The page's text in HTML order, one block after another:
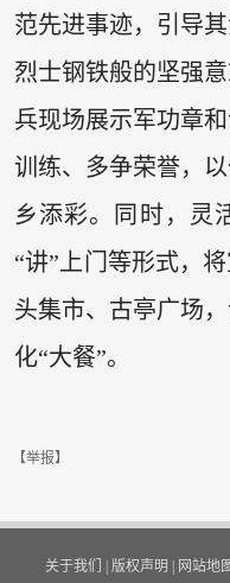
范先进事迹，引导
烈士钢铁般的坚强
兵现场展示军功章
训练、多争荣誉，
乡添彩。同时，灵
“讲”上门等形式，
头集市、古亭广场
化“大餐”。
【举报】
关于我们 版权声明 网站地